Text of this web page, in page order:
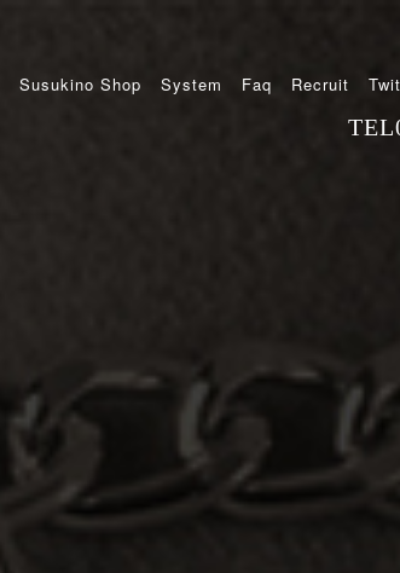
Susukino Shop System Faq Recruit
TEL